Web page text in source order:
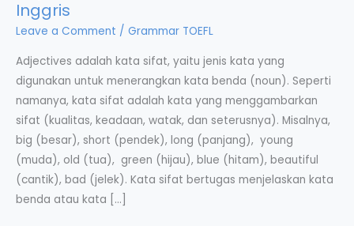
Inggris
Leave a Comment / Grammar TOEFL
Adjectives adalah kata sifat, yaitu jenis kata yang
digunakan untuk menerangkan kata benda (noun). Seperti
namanya, kata sifat adalah kata yang menggambarkan
sifat (kualitas, keadaan, watak, dan seterusnya). Misalnya,
big (besar), short (pendek), long (panjang), young
(muda), old (tua), green (hijau), blue (hitam), beautiful
(cantik), bad (jelek). Kata sifat bertugas menjelaskan kata
benda atau kata […]